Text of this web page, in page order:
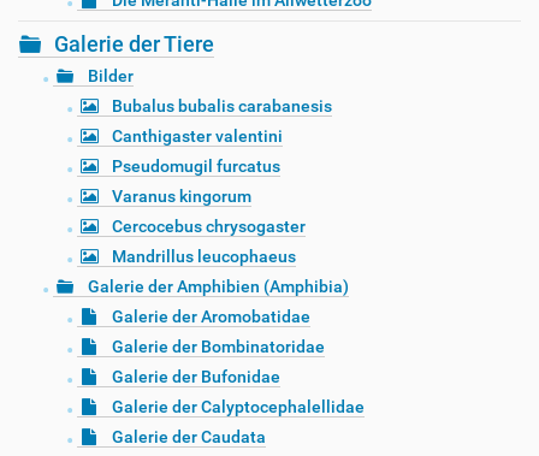
Galerie der Tiere
Bilder
Bubalus bubalis carabanesis
Canthigaster valentini
Pseudomugil furcatus
Varanus kingorum
Cercocebus chrysogaster
Mandrillus leucophaeus
Galerie der Amphibien (Amphibia)
Galerie der Aromobatidae
Galerie der Bombinatoridae
Galerie der Bufonidae
Galerie der Calyptocephalellidae
Galerie der Caudata